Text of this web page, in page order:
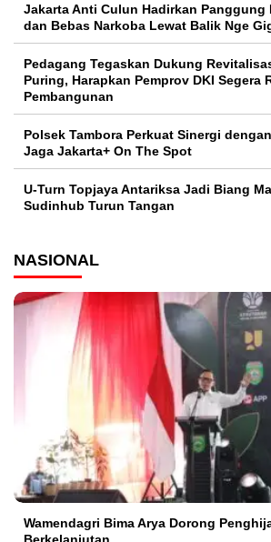
Jakarta Anti Culun Hadirkan Panggung
dan Bebas Narkoba Lewat Balik Nge
Pedagang Tegaskan Dukung
Puring, Harapkan Pemprov DKI Segera
Pembangunan
Polsek Tambora Perkuat Sinergi
Jaga Jakarta+ On The Spot
U-Turn Topjaya Antariksa Jadi Biang
Sudinhub Turun Tangan
NASIONAL
Wamendagri Bima Arya Dorong
Berkelanjutan